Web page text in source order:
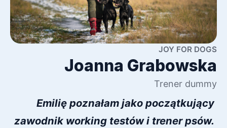
JOY FOR DOGS
Joanna Grabowska
Trener dummy
Emilię poznałam jako początkujący
zawodnik working testów i trener psów.